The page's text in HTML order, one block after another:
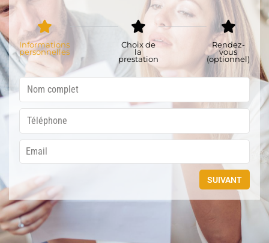
Informations
personnelles
Choix de
la
prestation
Rendez-
vous
(optionnel)
SUIVANT